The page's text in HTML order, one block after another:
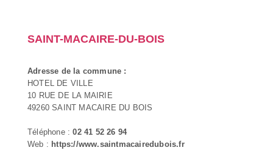
SAINT-MACAIRE-DU-BOIS
Adresse de la commune :
HOTEL DE VILLE
10 RUE DE LA MAIRIE
49260 SAINT MACAIRE DU BOIS
Téléphone :02 41 52 26 94
Web : https://www.saintmacairedubois.fr